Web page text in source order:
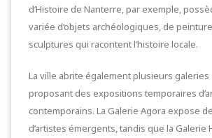
d’Histoire de Nanterre, par exemple,
variée d’objets archéologiques, de
sculptures qui racontent l’histoire locale.
La ville abrite également plusieurs galeries
proposant des expositions temporaires
contemporains. La Galerie Agora expose
d’artistes émergents, tandis que la Galerie